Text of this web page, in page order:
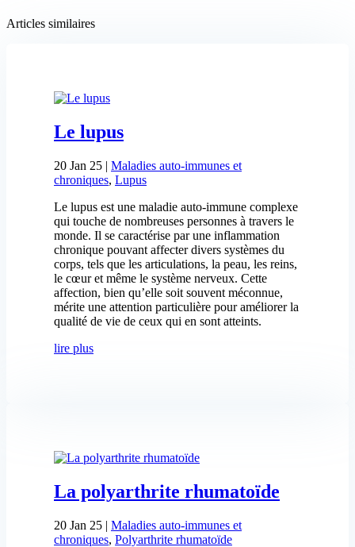
Articles similaires
Le lupus
20 Jan 25 | Maladies auto-immunes et
chroniques, Lupus
Le lupus est une maladie auto-immune complexe
qui touche de nombreuses personnes à travers le
monde. Il se caractérise par une inflammation
chronique pouvant affecter divers systèmes du
corps, tels que les articulations, la peau, les reins,
le cœur et même le système nerveux. Cette
affection, bien qu’elle soit souvent méconnue,
mérite une attention particulière pour améliorer la
qualité de vie de ceux qui en sont atteints.
lire plus
La polyarthrite rhumatoïde
20 Jan 25 | Maladies auto-immunes et
chroniques, Polyarthrite rhumatoïde